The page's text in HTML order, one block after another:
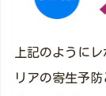
上記のように
リアの寄生予